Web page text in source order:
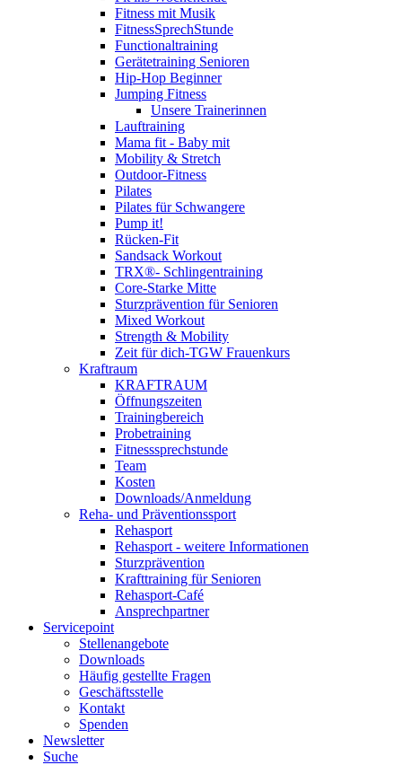
Fitness mit Musik
FitnessSprechStunde
Functionaltraining
Gerätetraining Senioren
Hip-Hop Beginner
Jumping Fitness
Unsere Trainerinnen
Lauftraining
Mama fit - Baby mit
Mobility & Stretch
Outdoor-Fitness
Pilates
Pilates für Schwangere
Pump it!
Rücken-Fit
Sandsack Workout
TRX®- Schlingentraining
Core-Starke Mitte
Sturzprävention für Senioren
Mixed Workout
Strength & Mobility
Zeit für dich-TGW Frauenkurs
Kraftraum
KRAFTRAUM
Öffnungszeiten
Trainingbereich
Probetraining
Fitnesssprechstunde
Team
Kosten
Downloads/Anmeldung
Reha- und Präventionssport
Rehasport
Rehasport - weitere Informationen
Sturzprävention
Krafttraining für Senioren
Rehasport-Café
Ansprechpartner
Servicepoint
Stellenangebote
Downloads
Häufig gestellte Fragen
Geschäftsstelle
Kontakt
Spenden
Newsletter
Suche